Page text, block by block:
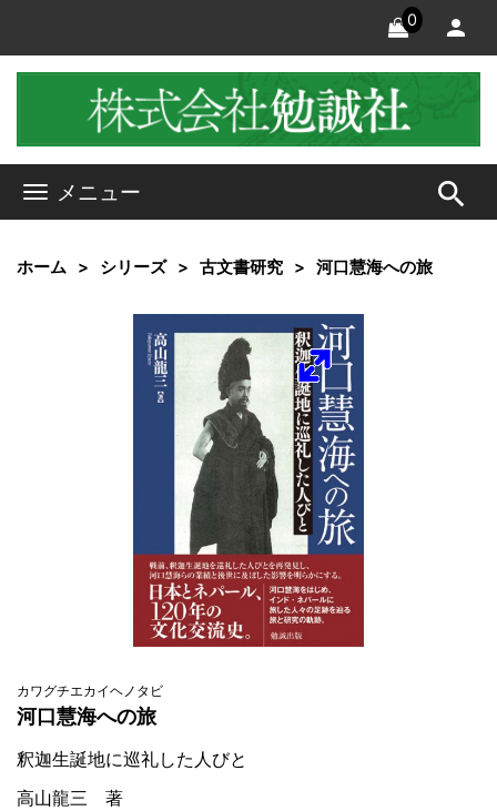
0
メニュー search
ホーム シリーズ 古文書研究 河口慧海への旅
カワグチエカイヘノタビ
河口慧海への旅
釈迦生誕地に巡礼した人びと
高山龍三 著